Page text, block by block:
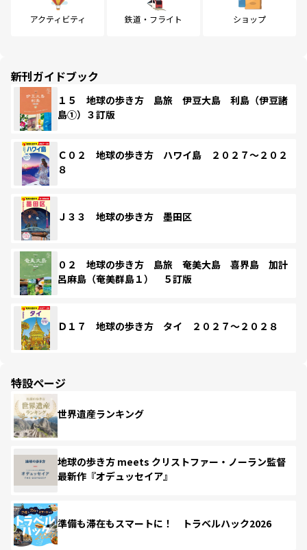
アクティビティ 鉄道・フライト ショップ
新刊ガイドブック
１５ 地球の歩き方 島旅 伊豆大島 利島（伊豆諸
島①）３訂版
Ｃ０２ 地球の歩き方 ハワイ島 ２０２７～２０２
８
Ｊ３３ 地球の歩き方 墨田区
０２ 地球の歩き方 島旅 奄美大島 喜界島 加計
呂麻島（奄美群島１） ５訂版
Ｄ１７ 地球の歩き方 タイ ２０２７～２０２８
特設ページ
世界遺産ランキング
地球の歩き方 meets クリストファー・ノーラン監督
最新作『オデュッセイア』
準備も滞在もスマートに！ トラベルハック2026